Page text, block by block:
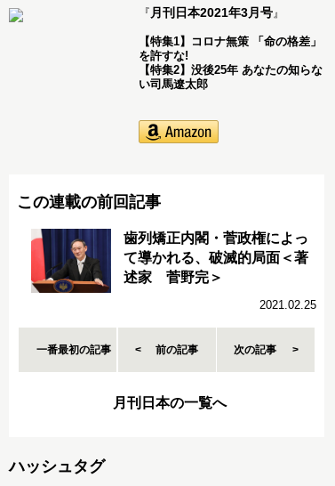
『 月刊日本2021年3月号』
【特集1】コロナ無策 「命の格差」
を許すな!
【特集2】没後25年 あなたの知らな
い司馬遼太郎
この連載の前回記事
歯列矯正内閣・菅政権によっ
て導かれる、破滅的局面＜著
述家 菅野完＞
2021.02.25
一番最初の記事 前の記事 次の記事
月刊日本の一覧へ
ハッシュタグ